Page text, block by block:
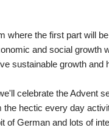
where the first part will
and social growth
sustainable growth and
celebrate the Advent
the hectic every day
of German and lots of